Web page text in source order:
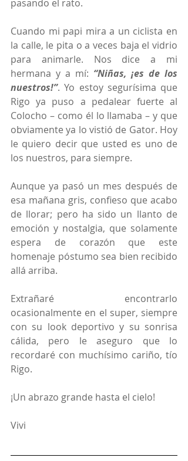
pasando el rato.
Cuando mi papi mira a un ciclista en
la calle, le pita o a veces baja el vidrio
para animarle. Nos dice a mi
hermana y a mí: “Niñas, ¡es de los
nuestros!”. Yo estoy segurísima que
Rigo ya puso a pedalear fuerte al
Colocho – como él lo llamaba – y que
obviamente ya lo vistió de Gator. Hoy
le quiero decir que usted es uno de
los nuestros, para siempre.
Aunque ya pasó un mes después de
esa mañana gris, confieso que acabo
de llorar; pero ha sido un llanto de
emoción y nostalgia, que solamente
espera de corazón que este
homenaje póstumo sea bien recibido
allá arriba.
Extrañaré encontrarlo
ocasionalmente en el super, siempre
con su look deportivo y su sonrisa
cálida, pero le aseguro que lo
recordaré con muchísimo cariño, tío
Rigo.
¡Un abrazo grande hasta el cielo!
Vivi